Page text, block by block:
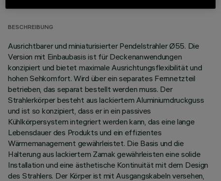
BESCHREIBUNG
Ausrichtbarer und miniaturisierter Pendelstrahler Ø55. Die
Version mit Einbaubasis ist für Deckenanwendungen
konzipiert und bietet maximale Ausrichtungsflexibilität und
hohen Sehkomfort. Wird über ein separates Fernnetzteil
betrieben, das separat bestellt werden muss. Der
Strahlerkörper besteht aus lackiertem Aluminiumdruckguss
und ist so konzipiert, dass er in ein passives
Kühlkörpersystem integriert werden kann, das eine lange
Lebensdauer des Produkts und ein effizientes
Wärmemanagement gewährleistet. Die Basis und die
Halterung aus lackiertem Zamak gewährleisten eine solide
Installation und eine ästhetische Kontinuität mit dem Design
des Strahlers. Der Körper ist mit Ausgangskabeln versehen,